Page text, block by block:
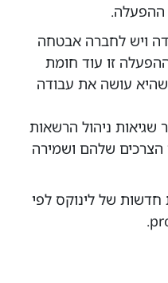
ויש לחברה אבטחה
זו עוד חומת
שהיא עושה את עבודה
שגיאות ניהול הרשאות
שלהם ושמירה
חדשות של לינוקס לפי